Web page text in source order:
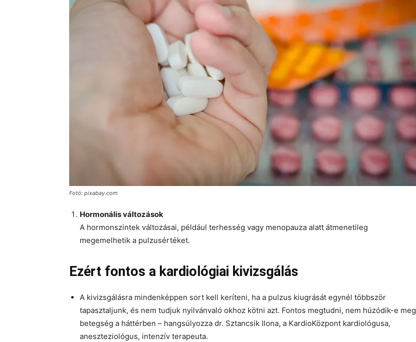
Fotó: pixabay.com
Hormonális változások
A hormonszintek változásai, például terhesség vagy menopauza alatt átmenetileg
megemelhetik a pulzusértéket.
Ezért fontos a kardiológiai kivizsgálás
A kivizsgálásra mindenképpen sort kell keríteni, ha a pulzus kiugrását egynél többször
tapasztaljunk, és nem tudjuk nyilvánvaló okhoz kötni azt. Fontos megtudni, nem húzódik-e meg
betegség a háttérben – hangsúlyozza dr. Sztancsik Ilona, a KardioKözpont kardiológusa,
aneszteziológus, intenzív terapeuta.